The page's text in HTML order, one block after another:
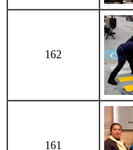
162
161